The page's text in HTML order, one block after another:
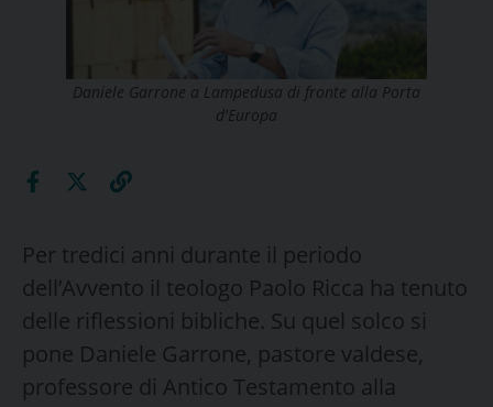
Daniele Garrone a Lampedusa di fronte alla Porta
d'Europa
Per tredici anni durante il periodo
dell’Avvento il teologo Paolo Ricca ha tenuto
delle riflessioni bibliche. Su quel solco si
pone Daniele Garrone, pastore valdese,
professore di Antico Testamento alla